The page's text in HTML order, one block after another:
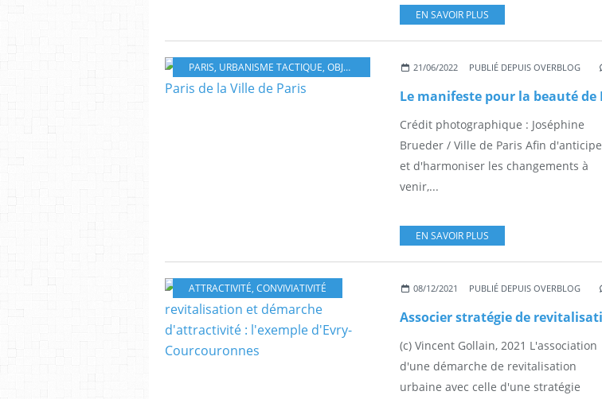
EN SAVOIR PLUS
PARIS, URBANISME TACTIQUE, OBJETS DE CONVIVIALITÉ ,SOLS
21/06/2022 PUBLIÉ DEPUIS OVERBLOG
Crédit photographique : Joséphine
Brueder / Ville de Paris Afin
et d'harmoniser les changements à
venir,...
EN SAVOIR PLUS
ATTRACTIVITÉ, CONVIVIATIVITÉ 08/12/2021 PUBLIÉ DEPUIS OVERBLOG
(c) Vincent Gollain, 2021 L'association
d'une démarche de revitalisation
urbaine avec celle d'une stratégie